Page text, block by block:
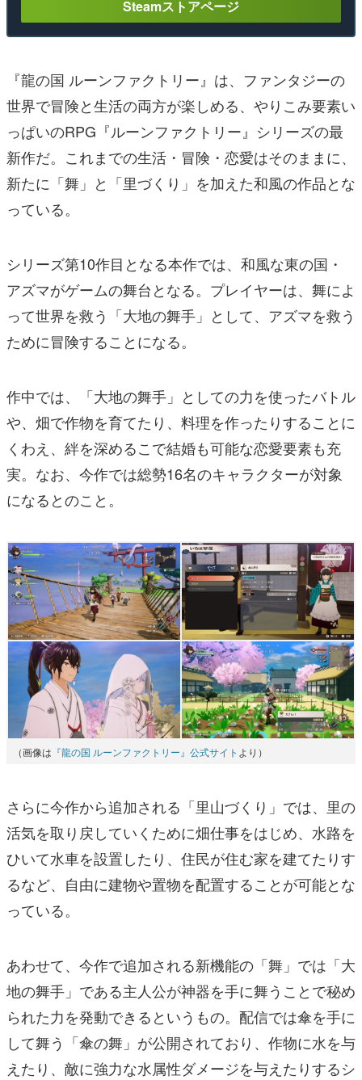
Steamストアページ
『龍の国 ルーンファクトリー』は、ファンタジーの
世界で冒険と生活の両方が楽しめる、やりこみ要素い
っぱいのRPG『ルーンファクトリー』シリーズの最
新作だ。これまでの生活・冒険・恋愛はそのままに、
新たに「舞」と「里づくり」を加えた和風の作品とな
っている。
シリーズ第10作目となる本作では、和風な東の国・
アズマがゲームの舞台となる。プレイヤーは、舞によ
って世界を救う「大地の舞手」として、アズマを救う
ために冒険することになる。
作中では、「大地の舞手」としての力を使ったバトル
や、畑で作物を育てたり、料理を作ったりすることに
くわえ、絆を深めるこで結婚も可能な恋愛要素も充
実。なお、今作では総勢16名のキャラクターが対象
になるとのこと。
（画像は 『龍の国 ルーンファクトリー』公式サイト より）
さらに今作から追加される「里山づくり」では、里の
活気を取り戻していくために畑仕事をはじめ、水路を
ひいて水車を設置したり、住民が住む家を建てたりす
るなど、自由に建物や置物を配置することが可能とな
っている。
あわせて、今作で追加される新機能の「舞」では「大
地の舞手」である主人公が神器を手に舞うことで秘め
られた力を発動できるというもの。配信では傘を手に
して舞う「傘の舞」が公開されており、作物に水を与
えたり、敵に強力な水属性ダメージを与えたりするシ